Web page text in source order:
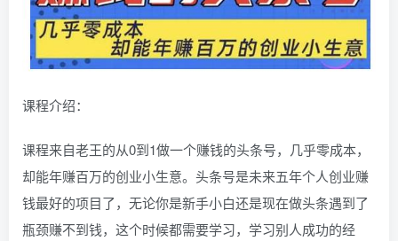
课程介绍：
课程来自老王的从0到1做一个赚钱的头条号，几乎零成本，
却能年赚百万的创业小生意。头条号是未来五年个人创业赚
钱最好的项目了，无论你是新手小白还是现在做头条遇到了
瓶颈赚不到钱，这个时候都需要学习，学习别人成功的经